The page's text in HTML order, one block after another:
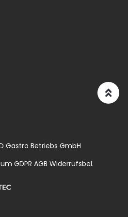
Gastro Betriebs GmbH
GDPR AGB Widerrufsbel.